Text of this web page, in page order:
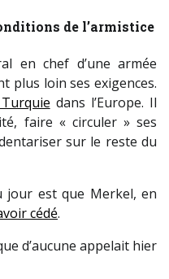
de l’armistice
en chef d’une armée
plus loin ses exigences.
dans l’Europe. Il
faire « circuler » ses
sur le reste du
jour est que Merkel, en
cédé.
d’aucune appelait hier